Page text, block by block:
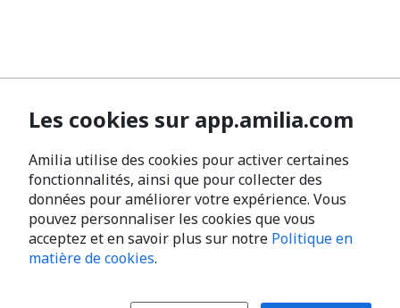
Les cookies sur app.amilia.com
Amilia utilise des cookies pour activer certaines
fonctionnalités, ainsi que pour collecter des
données pour améliorer votre expérience. Vous
pouvez personnaliser les cookies que vous
acceptez et en savoir plus sur notre Politique en
matière de cookies.